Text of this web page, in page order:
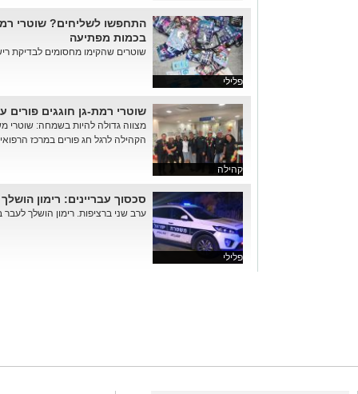
פלילי
התחפשו לשליחים? שוטרי
בכמות מפתיעה
שוטרים שהקימו מחסומים לבדיקת
קהילה
שוטרי רמת-גן חוגגים פורים
מצווה גדולה להיות בשמחה: שוטרי
הקהילה לרגל חג פורים במרכז
פלילי
סכסוך עבריינים: רימון הושלך
ערב שני ברציפות. רימון הושלך לעבר